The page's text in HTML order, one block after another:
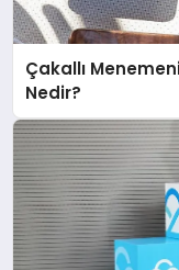
Çakallı
Nedir?